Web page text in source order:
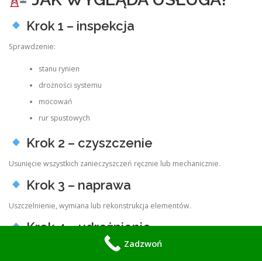
Krok 1 – inspekcja
Sprawdzenie:
stanu rynien
drożności systemu
mocowań
rur spustowych
Krok 2 – czyszczenie
Usunięcie wszystkich zanieczyszczeń ręcznie lub mechanicznie.
Krok 3 – naprawa
Uszczelnienie, wymiana lub rekonstrukcja elementów.
Krok 4 – udrożnienie
Czyszczenie pionów odpływowych.Zadzwoń